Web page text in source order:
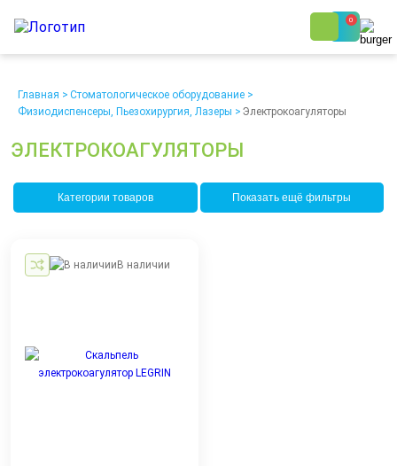
0
Ежедневно с 9:00 до 19:00
Кредит/Лизинг
Проект клиники
Главная > Стоматологическое оборудование >
Физиодиспенсеры, Пьезохирургия, Лазеры > Электрокоагуляторы
ЭЛЕКТРОКОАГУЛЯТОРЫ
Категории товаров Показать ещё фильтры
В наличии